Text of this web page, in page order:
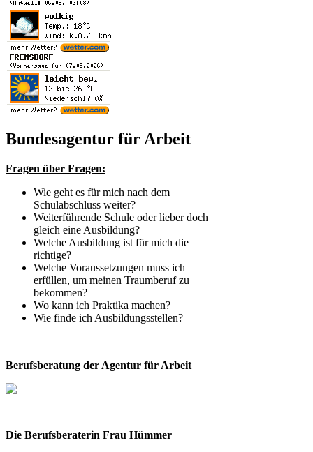
Bundesagentur für Arbeit
Fragen über Fragen:
Wie geht es für mich nach dem
Schulabschluss weiter?
Weiterführende Schule oder lieber doch
gleich eine Ausbildung?
Welche Ausbildung ist für mich die
richtige?
Welche Voraussetzungen muss ich
erfüllen, um meinen Traumberuf zu
bekommen?
Wo kann ich Praktika machen?
Wie finde ich Ausbildungsstellen?
Berufsberatung der Agentur für Arbeit
Die Berufsberaterin Frau Hümmer